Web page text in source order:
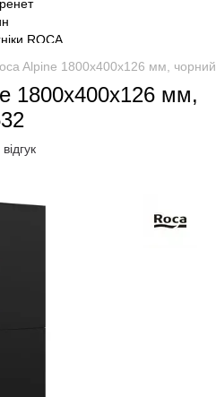
Alpine 1800x400х126 мм,
1800x400х126 мм,